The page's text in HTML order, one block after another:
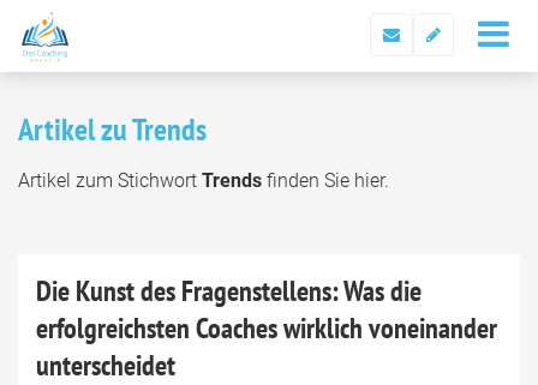
Artikel zu Trends
Artikel zum Stichwort Trends finden Sie hier.
Die Kunst des Fragenstellens: Was die
erfolgreichsten Coaches wirklich voneinander
unterscheidet